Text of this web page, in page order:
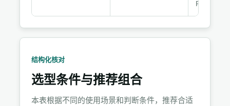
PSD
结构化核对
选型条件与推荐组合
本表根据不同的使用场景和判断条件，推荐合适